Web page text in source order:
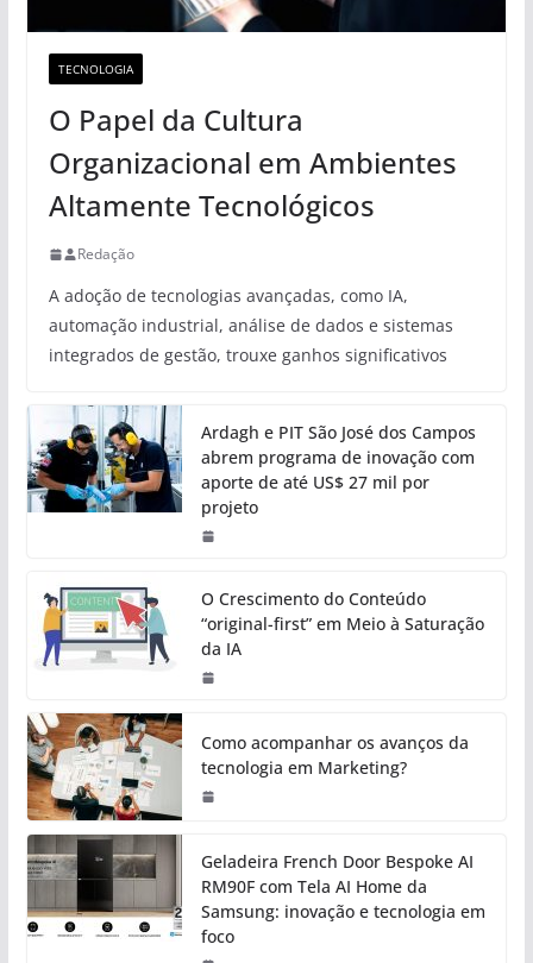
TECNOLOGIA
O Papel da Cultura
Organizacional em Ambientes
Altamente Tecnológicos
Redação
A adoção de tecnologias avançadas, como IA,
automação industrial, análise de dados e sistemas
integrados de gestão, trouxe ganhos significativos
Ardagh e PIT São José dos Campos
abrem programa de inovação com
aporte de até US$ 27 mil por
projeto
O Crescimento do Conteúdo
“original-first” em Meio à Saturação
da IA
Como acompanhar os avanços da
tecnologia em Marketing?
Geladeira French Door Bespoke AI
RM90F com Tela AI Home da
Samsung: inovação e tecnologia em
foco